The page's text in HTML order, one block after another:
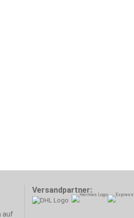
auf
Versandpartner: